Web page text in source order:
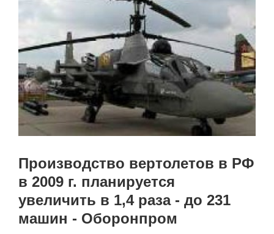
Производство вертолетов в РФ
в 2009 г. планируется
увеличить в 1,4 раза - до 231
машин - Оборонпром